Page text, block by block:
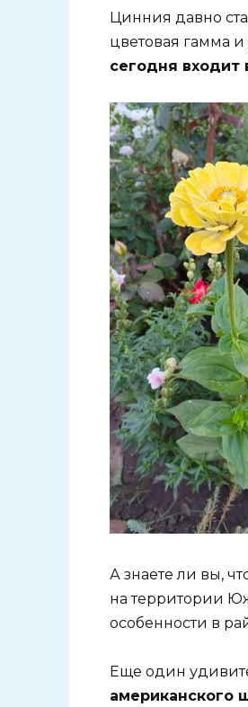
Цинния давно
цветовая гамма
сегодня входит
А знаете ли вы,
на территории
особенности в
Еще один
американского